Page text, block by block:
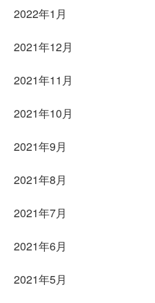
2022年1月
2021年12月
2021年11月
2021年10月
2021年9月
2021年8月
2021年7月
2021年6月
2021年5月